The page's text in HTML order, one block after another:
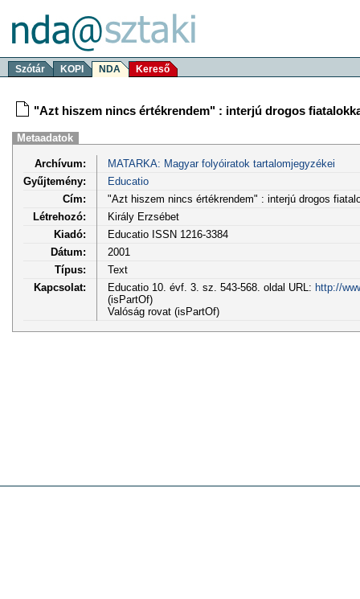
Szótár KOPI NDA Kereső
"Azt hiszem nincs értékrendem" : interjú drogos
Metaadatok
Archívum:
MATARKA: Magyar folyóiratok tartalomjegyzékei
Gyűjtemény:
Educatio
Cím:
"Azt hiszem nincs értékrendem" : interjú drogos
Létrehozó:
Király Erzsébet
Kiadó:
Educatio ISSN 1216-3384
Dátum:
2001
Típus:
Text
Kapcsolat:
Educatio 10. évf. 3. sz. 543-568. oldal URL: http://
(isPartOf)
Valóság rovat (isPartOf)